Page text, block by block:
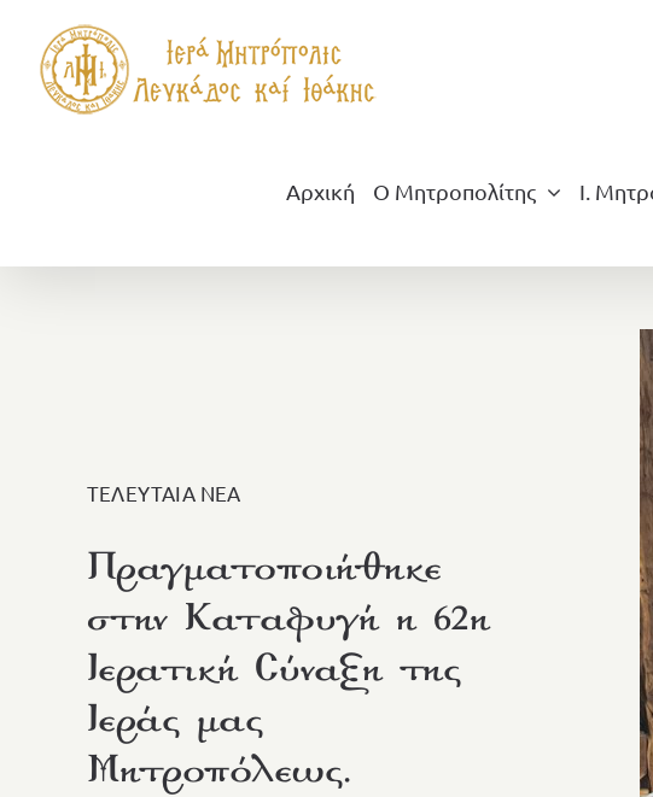
περιεχόμενο
Αρχική Ο Μητροπολίτης Ι.
ΤΕΛΕΥΤΑΙΑ ΝΕΑ
Πραγματοποιήθηκε
στην Καταφυγή η 62η
Ιερατική Σύναξη της
Ιεράς μας
Μητροπόλεως.